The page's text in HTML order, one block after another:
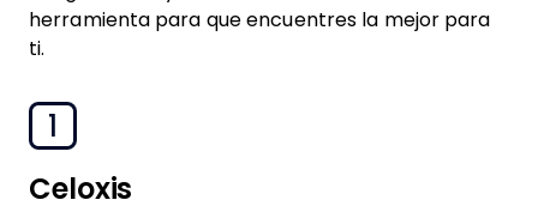
herramienta para que encuentres la mejor para
ti.
1
Celoxis